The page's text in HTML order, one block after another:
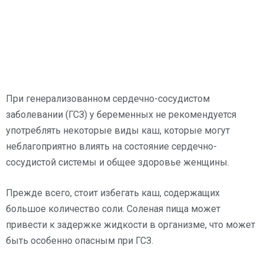
При генерализованном сердечно-сосудистом
заболевании (ГСЗ) у беременных не рекомендуется
употреблять некоторые виды каш, которые могут
неблагоприятно влиять на состояние сердечно-
сосудистой системы и общее здоровье женщины.
Прежде всего, стоит избегать каш, содержащих
большое количество соли. Соленая пища может
привести к задержке жидкости в организме, что может
быть особенно опасным при ГСЗ.